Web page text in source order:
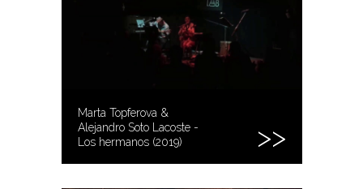
Marta Topferova &
Alejandro Soto Lacoste -
Los hermanos (2019)